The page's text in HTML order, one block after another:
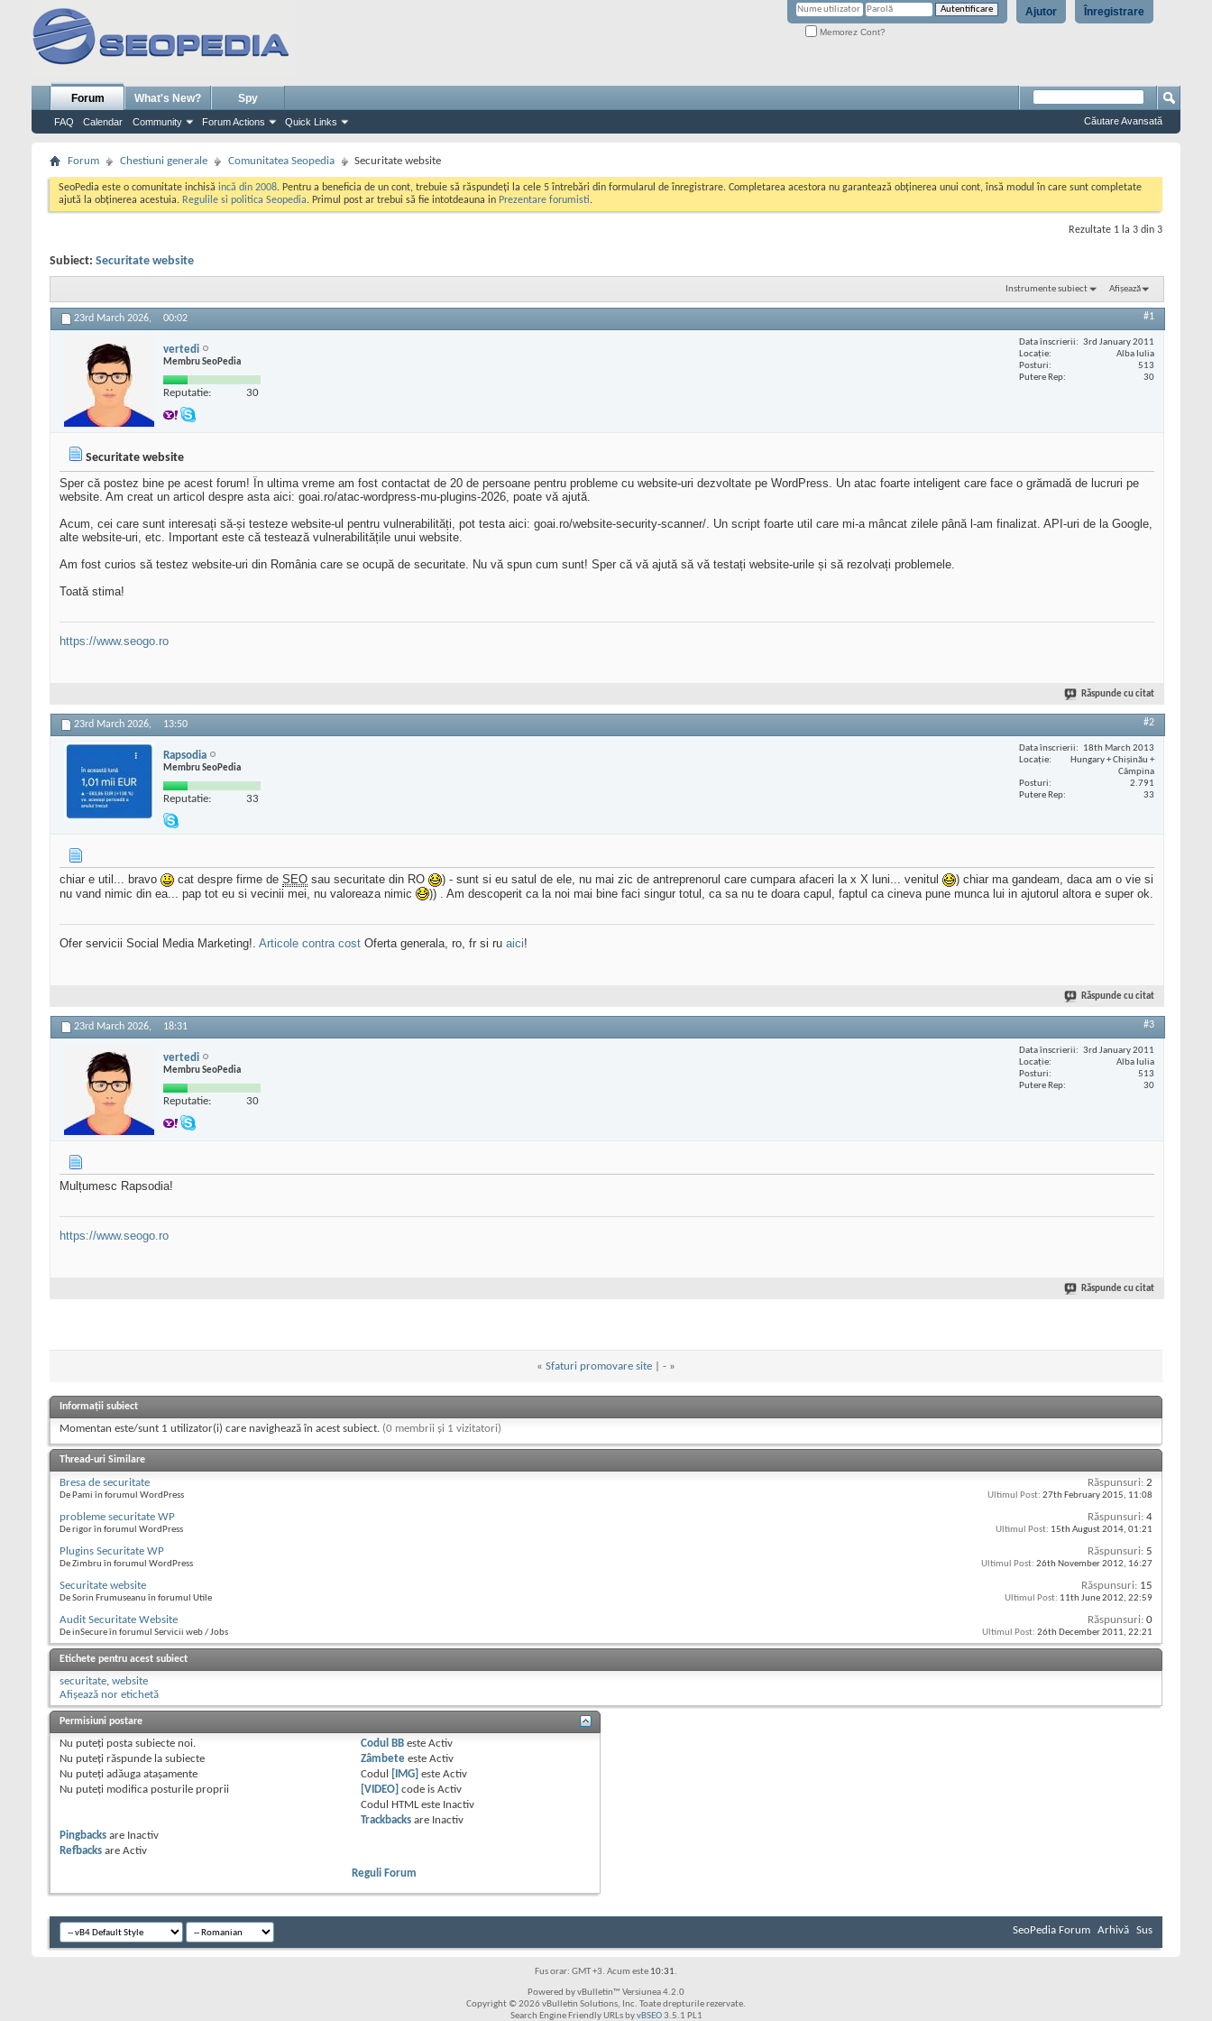
Înregistrare
Ajutor
Memorez Cont?
Forum
FAQ Calendar Community Forum Actions Quick Links
What's New? Spy
Căutare Avansată
Forum Chestiuni generale Comunitatea Seopedia Securitate website
SeoPedia este o comunitate inchisă incă din 2008. Pentru a beneficia de un cont, trebuie să răspundeți la cele 5 întrebări din formularul de înregistrare. Completarea acestora nu garantează obținerea unui cont, însă modul în care sunt completate
ajută la obținerea acestuia. Regulile si politica Seopedia. Primul post ar trebui să fie intotdeauna in Prezentare forumisti.
Rezultate 1 la 3 din 3
Subiect: Securitate website
Instrumente subiect Afișează
23rd March 2026, 00:02 #1
vertedi
Membru SeoPedia
Reputatie: 30
Data înscrierii
3rd January 2011
Locaţie
Alba Iulia
Posturi
513
Putere Rep
30
Securitate website
Sper că postez bine pe acest forum! În ultima vreme am fost contactat de 20 de persoane pentru probleme cu website-uri dezvoltate pe WordPress. Un atac foarte inteligent care face o grămadă de lucruri pe
website. Am creat un articol despre asta aici: goai.ro/atac-wordpress-mu-plugins-2026, poate vă ajută.
Acum, cei care sunt interesați să-și testeze website-ul pentru vulnerabilități, pot testa aici: goai.ro/website-security-scanner/. Un script foarte util care mi-a mâncat zilele până l-am finalizat. API-uri de la Google,
alte website-uri, etc. Important este că testează vulnerabilitățile unui website.
Am fost curios să testez website-uri din România care se ocupă de securitate. Nu vă spun cum sunt! Sper că vă ajută să vă testați website-urile și să rezolvați problemele.
Toată stima!
https://www.seogo.ro
Răspunde cu citat
23rd March 2026, 13:50 #2
Rapsodia
Membru SeoPedia
Reputatie: 33
Data înscrierii
18th March 2013
Locaţie
Hungary + Chișinău +
Câmpina
Posturi
2.791
Putere Rep
33
chiar e util... bravo cat despre firme de SEO sau securitate din RO ) - sunt si eu satul de ele, nu mai zic de antreprenorul care cumpara afaceri la x X luni... venitul
) chiar ma gandeam, daca am o vie si
nu vand nimic din ea... pap tot eu si vecinii mei, nu valoreaza nimic
)) . Am descoperit ca la noi mai bine faci singur totul, ca sa nu te doara capul, faptul ca cineva pune munca lui in ajutorul altora e super ok.
Ofer servicii Social Media Marketing!. Articole contra cost Oferta generala, ro, fr si ru aici!
Răspunde cu citat
23rd March 2026, 18:31 #3
vertedi
Membru SeoPedia
Reputatie: 30
Data înscrierii
3rd January 2011
Locaţie
Alba Iulia
Posturi
513
Putere Rep
30
Mulțumesc Rapsodia!
https://www.seogo.ro
Răspunde cu citat
« Sfaturi promovare site | - »
Informații subiect
Momentan este/sunt 1 utilizator(i) care navighează în acest subiect. (0 membrii și 1 vizitatori)
Thread-uri Similare
Bresa de securitate
De Pami în forumul WordPress
Răspunsuri: 2
Ultimul Post: 27th February 2015, 11:08
probleme securitate WP
De rigor în forumul WordPress
Răspunsuri: 4
Ultimul Post: 15th August 2014, 01:21
Plugins Securitate WP
De Zimbru în forumul WordPress
Răspunsuri: 5
Ultimul Post: 26th November 2012, 16:27
Securitate website
De Sorin Frumuseanu în forumul Utile
Răspunsuri: 15
Ultimul Post: 11th June 2012, 22:59
Audit Securitate Website
De inSecure în forumul Servicii web / Jobs
Răspunsuri: 0
Ultimul Post: 26th December 2011, 22:21
Etichete pentru acest subiect
securitate, website
Afișează nor etichetă
Permisiuni postare
Nu puteţi posta subiecte noi.
Nu puteţi răspunde la subiecte
Nu puteţi adăuga ataşamente
Nu puteţi modifica posturile proprii
Codul BB esteActiv
Zâmbete esteActiv
Codul
[IMG] esteActiv
[VIDEO] code isActiv
Codul HTML este Inactiv
Trackbacks are Inactiv
Pingbacks are Inactiv
Refbacks are Activ
Reguli Forum
SeoPedia Forum Arhivă Sus
Fus orar: GMT +3. Acum este 10:31.
Powered by vBulletin™ Versiunea 4.2.0
Copyright © 2026 vBulletin Solutions, Inc. Toate drepturile rezervate.
Search Engine Friendly URLs byvBSEO3.5.1 PL1